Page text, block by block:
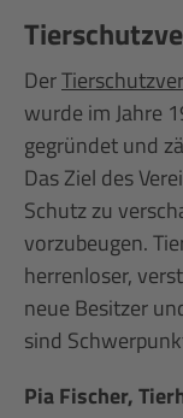
Der
wurde im Jahre
gegründet und
Das Ziel des
Schutz zu
vorzubeugen.
herrenloser,
neue Besitzer
sind
Pia Fischer,